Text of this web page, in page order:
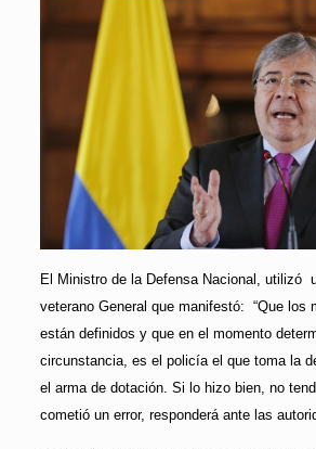
El Ministro de la Defensa Nacional, utilizó
veterano General que manifestó: “Que los
están definidos y que en el momento
circunstancia, es el policía el que toma la
el arma de dotación. Si lo hizo bien, no
cometió un error, responderá ante las